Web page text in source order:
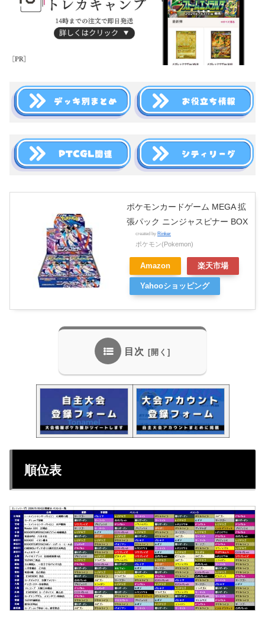
ポケモンカードゲーム MEGA 拡
張パック ニンジャスピナー BOX
created by Rinker
ポケモン(Pokemon)
Amazon 楽天市場
Yahooショッピング
目次
順位表